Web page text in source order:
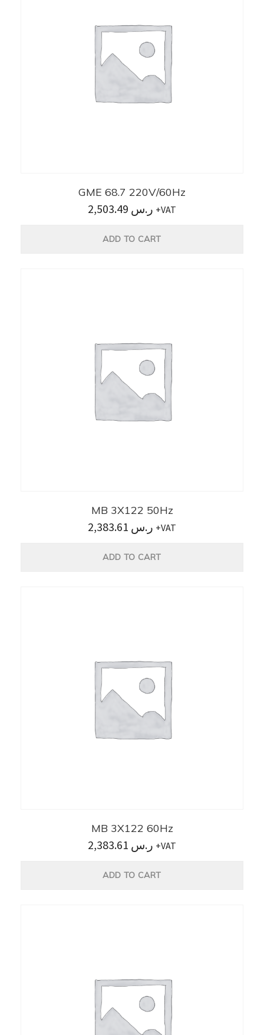
GME 68.7 220V/60Hz
ر.س +VAT
ADD TO CART
MB 3X122 50Hz
ر.س +VAT
ADD TO CART
MB 3X122 60Hz
ر.س +VAT
ADD TO CART